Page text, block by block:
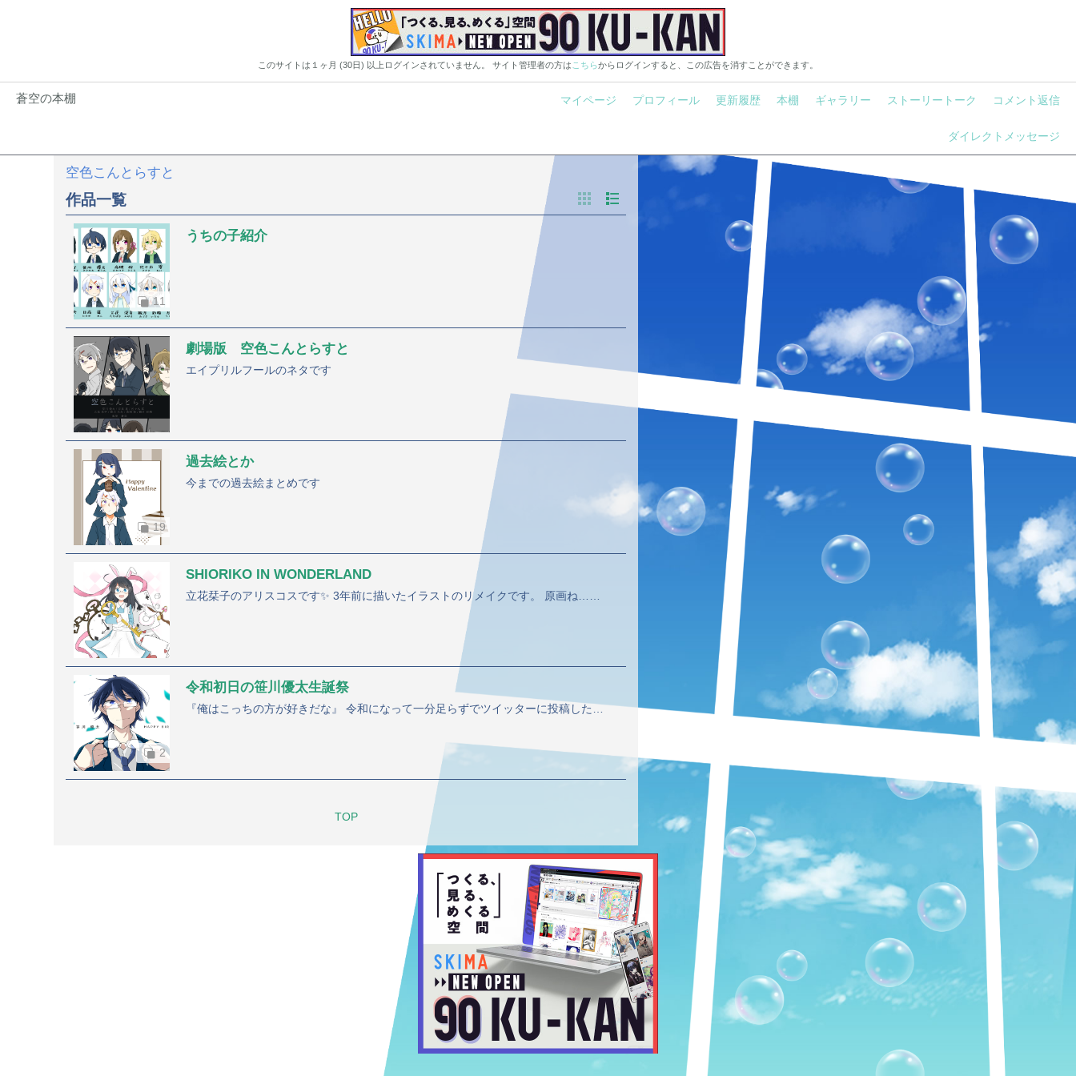
このサイトは１ヶ月 (30日) 以上ログインされていません。 サイト管理者の方は こちらからログインすると、この広告を消すことができます。
蒼空の本棚 マイページ プロフィール 更新履歴 本棚 ギャラリー ストーリートーク コメント返信
ダイレクトメッセージ
空色こんとらすと
作品一覧
11
うちの子紹介
劇場版 空色こんとらすと
エイプリルフールのネタです
19
過去絵とか
今までの過去絵まとめです
SHIORIKO IN WONDERLAND
2
令和初日の笹川優太生誕祭
『俺はこっちの方が好きだな』 令和になって一分足らずでツイッターに投稿したイラストです
TOP